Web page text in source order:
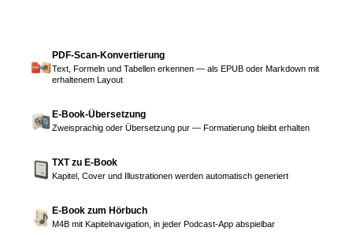
PDF-Scan-Konvertierung
Text, Formeln und Tabellen erkennen — als EPUB oder Markdown mit
erhaltenem Layout
E-Book-Übersetzung
Zweisprachig oder Übersetzung pur — Formatierung bleibt erhalten
TXT zu E-Book
Kapitel, Cover und Illustrationen werden automatisch generiert
E-Book zum Hörbuch
M4B mit Kapitelnavigation, in jeder Podcast-App abspielbar